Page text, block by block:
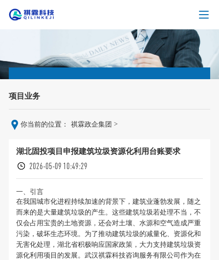
项目业务
你当前的位置： 祺霖政企集团 >
湖北固投项目申报建筑垃圾资源化利用台账要求
2026-05-09 10:49:29
一、引言
在我国城市化进程持续加速的背景下，建筑业蓬勃发展，随之
而来的是大量建筑垃圾的产生。这些建筑垃圾若处理不当，不
仅会占用宝贵的土地资源，还会对土壤、水源和空气造成严重
污染，破坏生态环境。为了推动建筑垃圾的减量化、资源化和
无害化处理，湖北省积极响应国家政策，大力支持建筑垃圾资
源化利用项目的发展。武汉祺霖科技咨询服务有限公司作为在